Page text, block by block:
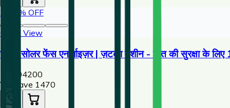
% OFF
Quick View
राशैल सोलर फेंस एनर्जाइज़र | ज़टका मशीन - खेत की सुरक्षा के लिए
2,7304200
You save ₹ 1470